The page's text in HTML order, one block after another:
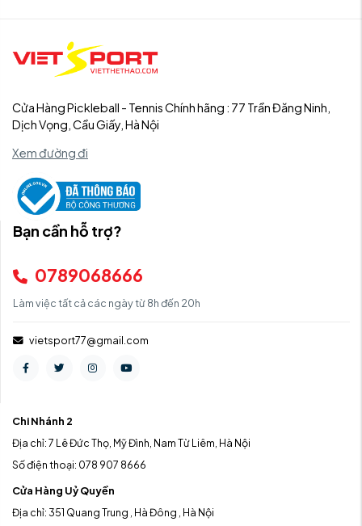
Cửa Hàng Pickleball - Tennis Chính hãng : 77 Trần Đăng Ninh,
Dịch Vọng, Cầu Giấy, Hà Nội
Xem đường đi
Bạn cần hỗ trợ?
0789068666
Làm việc tất cả các ngày từ 8h đến 20h
vietsport77@gmail.com
Chi Nhánh 2
Địa chỉ: 7 Lê Đức Thọ, Mỹ Đình, Nam Từ Liêm, Hà Nội
Số điện thoại: 078 907 8666
Cửa Hàng Uỷ Quyền
Địa chỉ: 351 Quang Trung , Hà Đông , Hà Nội